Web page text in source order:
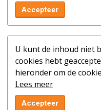
Accepteer
U kunt de inhoud niet
cookies hebt
hieronder om de
Lees meer
Accepteer